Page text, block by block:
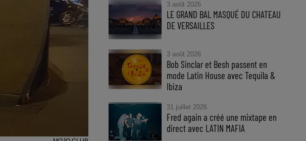
3 août 2026
LE GRAND BAL MASQUÉ DU CHATEAU
DE VERSAILLES
3 août 2026
Bob Sinclar et Besh passent en
mode Latin House avec Tequila &
Ibiza
31 juillet 2026
Fred again a créé une mixtape en
direct avec LATIN MAFIA